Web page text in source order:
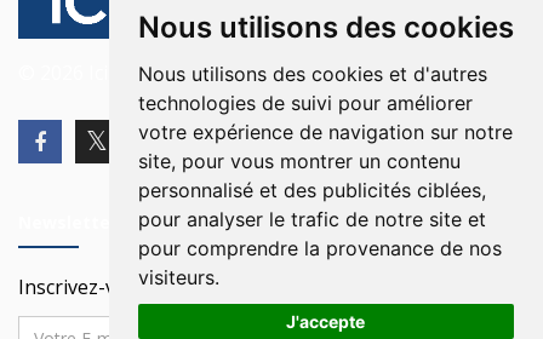
Nous utilisons des cookies
Nous utilisons des cookies et d'autres
technologies de suivi pour améliorer
votre expérience de navigation sur notre
site, pour vous montrer un contenu
personnalisé et des publicités ciblées,
pour analyser le trafic de notre site et
pour comprendre la provenance de nos
visiteurs.
J'accepte
© 2026 Ici Beyrouth. Tous les droits sont réservés.
Inscrivez-vous à notre Newsletter